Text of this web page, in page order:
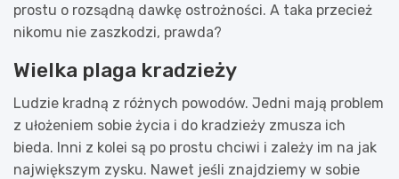
prostu o rozsądną dawkę ostrożności. A taka przecież
nikomu nie zaszkodzi, prawda?
Wielka plaga kradzieży
Ludzie kradną z różnych powodów. Jedni mają problem
z ułożeniem sobie życia i do kradzieży zmusza ich
bieda. Inni z kolei są po prostu chciwi i zależy im na jak
największym zysku. Nawet jeśli znajdziemy w sobie